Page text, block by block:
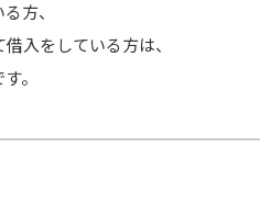
方、
入をしている方は、
。